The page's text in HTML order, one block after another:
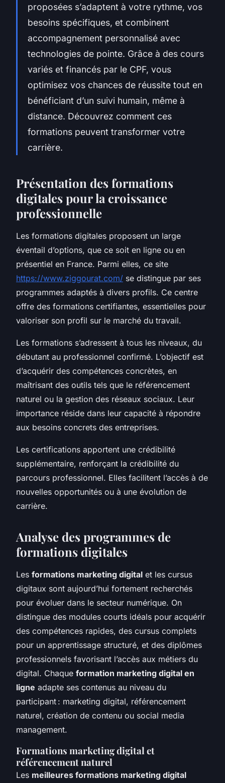
proposées s’adaptent à votre rythme, vos
besoins spécifiques, et combinent
accompagnement personnalisé avec
technologies de pointe. Grâce à des cours
variés et financés par le CPF, vous
optimisez vos chances de réussite tout en
bénéficiant d’un suivi humain, même à
distance. Découvrez comment ces
formations peuvent transformer votre
carrière.
Présentation des formations
digitales pour la croissance
professionnelle
Les formations digitales proposent un large
éventail d’options, que ce soit en ligne ou en
présentiel en France. Parmi elles, ce site
https://www.ziggourat.com/ se distingue par ses
programmes adaptés à divers profils. Ce centre
offre des formations certifiantes, essentielles pour
valoriser son profil sur le marché du travail.
Les formations s’adressent à tous les niveaux, du
débutant au professionnel confirmé. L’objectif est
d’acquérir des compétences concrètes, en
maîtrisant des outils tels que le référencement
naturel ou la gestion des réseaux sociaux. Leur
importance réside dans leur capacité à répondre
aux besoins concrets des entreprises.
Les certifications apportent une crédibilité
supplémentaire, renforçant la crédibilité du
parcours professionnel. Elles facilitent l’accès à de
nouvelles opportunités ou à une évolution de
carrière.
Analyse des programmes de
formations digitales
Les formations marketing digital et les cursus
digitaux sont aujourd’hui fortement recherchés
pour évoluer dans le secteur numérique. On
distingue des modules courts idéals pour acquérir
des compétences rapides, des cursus complets
pour un apprentissage structuré, et des diplômes
professionnels favorisant l’accès aux métiers du
digital. Chaque formation marketing digital en
ligne adapte ses contenus au niveau du
participant : marketing digital, référencement
naturel, création de contenu ou social media
management.
Formations marketing digital et
référencement naturel
Les meilleures formations marketing digital